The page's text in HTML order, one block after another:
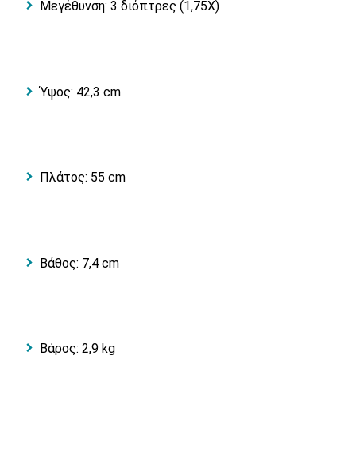
Μεγέθυνση: 3 διόπτρες (1,75X)
Ύψος: 42,3 cm
Πλάτος: 55 cm
Βάθος: 7,4 cm
Βάρος: 2,9 kg